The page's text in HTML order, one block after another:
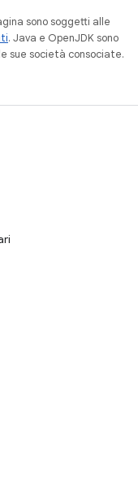
sono soggetti alle
. Java e OpenJDK sono
sue società consociate.